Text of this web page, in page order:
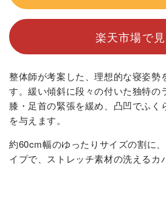
楽天市場で
整体師が考案した、理想的な寝姿勢
す。緩い傾斜に段々の付いた独特の
膝・足首の緊張を緩め、凸凹でふく
を与えます。
約60cm幅のゆったりサイズの割に
イプで、ストレッチ素材の洗えるカ